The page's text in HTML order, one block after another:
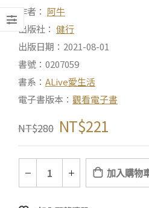
作者： 阿牛
出版社： 健行
出版日期：2021-08-01
書號：0207059
書系： ALive愛生活
電子書版本： 觀看電子書
NT$280 NT$221
加入購物